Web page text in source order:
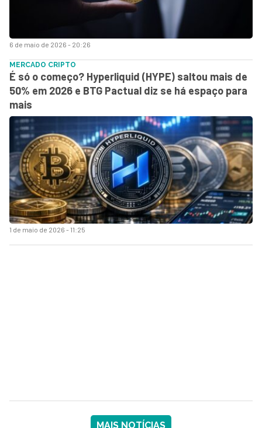
6 de maio de 2026 - 20:26
1 de maio de 2026 - 11:25
MERCADO CRIPTO
É só o começo? Hyperliquid (HYPE) saltou mais de
50% em 2026 e BTG Pactual diz se há espaço para
mais
MAIS NOTÍCIAS